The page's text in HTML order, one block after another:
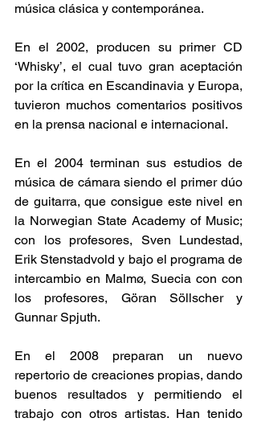
música clásica y contemporánea.
En el 2002, producen su primer CD
‘Whisky’, el cual tuvo gran aceptación
por la crítica en Escandinavia y Europa,
tuvieron muchos comentarios positivos
en la prensa nacional e internacional.
En el 2004 terminan sus estudios de
música de cámara siendo el primer dúo
de guitarra, que consigue este nivel en
la Norwegian State Academy of Music;
con los profesores, Sven Lundestad,
Erik Stenstadvold y bajo el programa de
intercambio en Malmø, Suecia con con
los profesores, Göran Söllscher y
Gunnar Spjuth.
En el 2008 preparan un nuevo
repertorio de creaciones propias, dando
buenos resultados y permitiendo el
trabajo con otros artistas. Han tenido